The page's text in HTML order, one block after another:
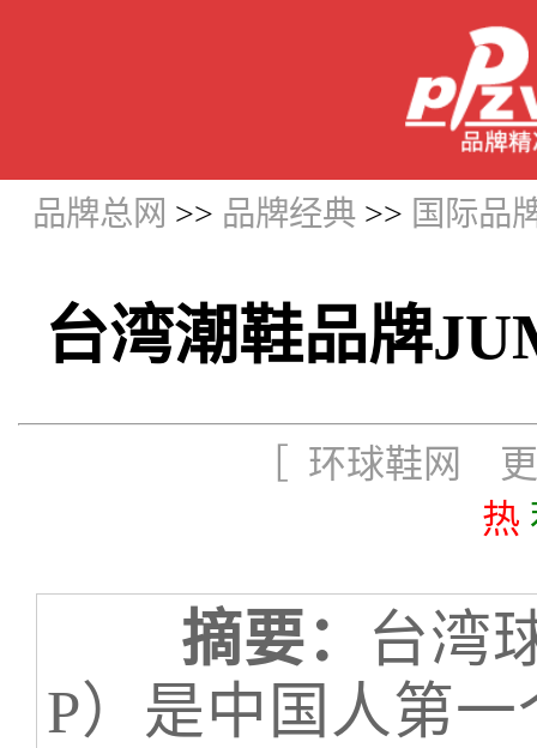
品牌总网 >> 品牌经典 >> 国际品
台湾潮鞋品牌
［ 环球鞋网
热
摘要： 台湾
P）是中国人第